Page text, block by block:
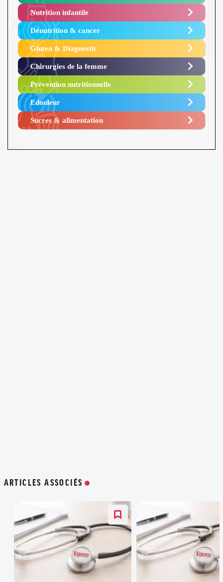
Nutrition infantile
Dénutrition & cancer
Gluten & Diagnostic
Chirurgies de la femme
Prévention nutritionnelle
Edouleur​
Sucres & alimentation​
ARTICLES ASSOCIÉS